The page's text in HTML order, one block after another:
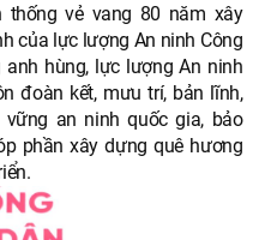
thống vẻ vang 80 năm xây
của lực lượng An ninh Công
hùng, lực lượng An ninh
đoàn kết, mưu trí, bản lĩnh,
an ninh quốc gia, bảo
phần xây dựng quê hương